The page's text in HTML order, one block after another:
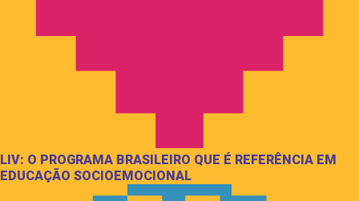
LIV: O PROGRAMA BRASILEIRO QUE É REFERÊNCIA EM
EDUCAÇÃO SOCIOEMOCIONAL